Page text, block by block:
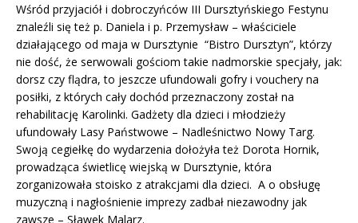
Wśród przyjaciół i dobroczyńców III Dursztyńskiego Festynu
znaleźli się też p. Daniela i p. Przemysław – właściciele
działającego od maja w Dursztynie “Bistro Dursztyn”, którzy
nie dość, że serwowali gościom takie nadmorskie specjały, jak:
dorsz czy flądra, to jeszcze ufundowali gofry i vouchery na
posiłki, z których cały dochód przeznaczony został na
rehabilitację Karolinki. Gadżety dla dzieci i młodzieży
ufundowały Lasy Państwowe – Nadleśnictwo Nowy Targ.
Swoją cegiełkę do wydarzenia dołożyła też Dorota Hornik,
prowadząca świetlicę wiejską w Dursztynie, która
zorganizowała stoisko z atrakcjami dla dzieci. A o obsługę
muzyczną i nagłośnienie imprezy zadbał niezawodny jak
zawsze – Sławek Malarz.